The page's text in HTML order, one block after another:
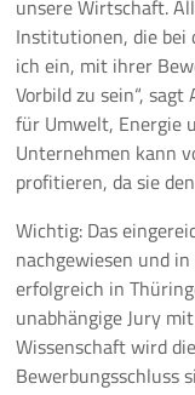
Mediathek
Akkreditierung
Mehr
unsere Wirtschaft.
Institutionen, die bei
ich ein, mit ihrer
Vorbild zu sein“,
für Umwelt, Energie
Unternehmen kann
profitieren, da sie
Wichtig: Das
nachgewiesen und
erfolgreich in
unabhängige Jury
Wissenschaft wird
Bewerbungsschluss